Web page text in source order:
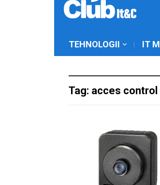
TEHNOLOGII IT
Tag: acces control